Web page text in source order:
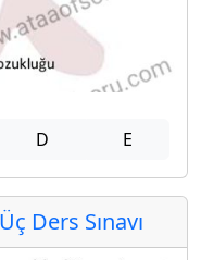
D E
Ders Sınavı